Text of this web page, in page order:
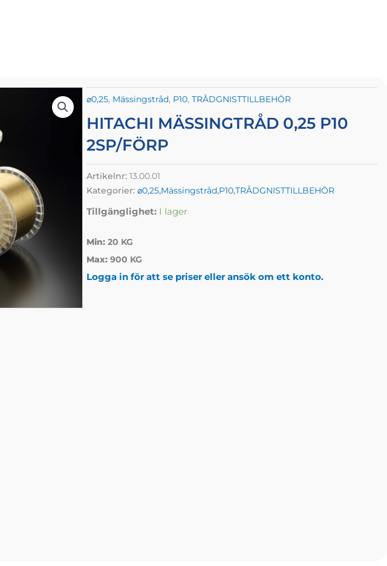
⌀0,25, Mässingstråd, P10, TRÅDGNISTTILLBEHÖR
HITACHI MÄSSINGTRÅD 0,25 P10
2SP/FÖRP
Artikelnr: 13.00.01
Kategorier: ⌀0,25,Mässingstråd,P10,TRÅDGNISTTILLBEHÖR
Tillgänglighet: I lager
Min: 20 KG
Max: 900 KG
Logga in för att se priser eller ansök om ett konto.